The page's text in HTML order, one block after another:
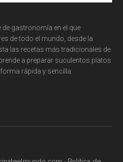
de gastronomía en el que
de todo el mundo, desde la
las recetas más tradicionales de
a preparar suculentos platos
rápida y sencilla.